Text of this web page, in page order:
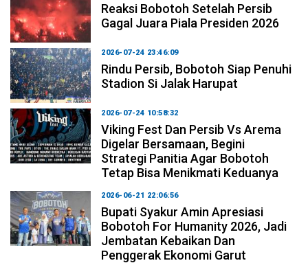
Reaksi Bobotoh Setelah Persib
Gagal Juara Piala Presiden 2026
2026-07-24 23:46:09
Rindu Persib, Bobotoh Siap Penuhi
Stadion Si Jalak Harupat
2026-07-24 10:58:32
Viking Fest Dan Persib Vs Arema
Digelar Bersamaan, Begini
Strategi Panitia Agar Bobotoh
Tetap Bisa Menikmati Keduanya
2026-06-21 22:06:56
Bupati Syakur Amin Apresiasi
Bobotoh For Humanity 2026, Jadi
Jembatan Kebaikan Dan
Penggerak Ekonomi Garut